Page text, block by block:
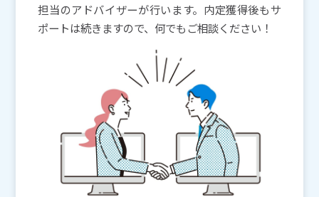
担当のアドバイザーが行います。内定獲得後もサ
ポートは続きますので、何でもご相談ください！